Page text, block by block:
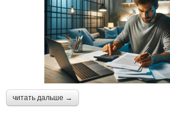
читать дальше →